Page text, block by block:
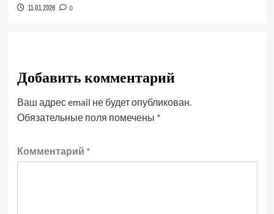
11.01.2026 0
Добавить комментарий
Ваш адрес email не будет опубликован.
Обязательные поля помечены *
Комментарий *